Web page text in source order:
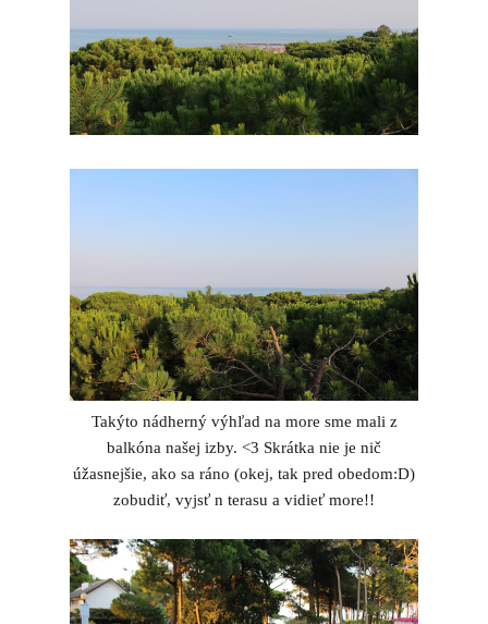
Takýto nádherný výhľad na more sme mali z
balkóna našej izby. <3 Skrátka nie je nič
úžasnejšie, ako sa ráno (okej, tak pred obedom:D)
zobudiť, vyjsť n terasu a vidieť more!!